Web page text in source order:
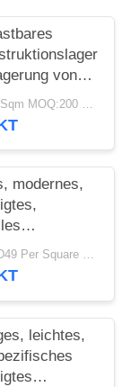
von
35-50 USD/Sqm MOQ:200 sqm
modernes,
USD29-USD49 Per Square Meter MOQ:200 Quadratmeter
leichtes,